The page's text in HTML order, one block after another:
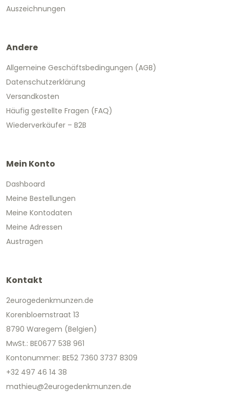
Auszeichnungen
Andere
Allgemeine Geschäftsbedingungen (AGB)
Datenschutzerklärung
Versandkosten
Häufig gestellte Fragen (FAQ)
Wiederverkäufer – B2B
Mein Konto
Dashboard
Meine Bestellungen
Meine Kontodaten
Meine Adressen
Austragen
Kontakt
2eurogedenkmunzen.de
Korenbloemstraat 13
8790 Waregem (Belgien)
MwSt.: BE0677 538 961
Kontonummer: BE52 7360 3737 8309
+32 497 46 14 38
mathieu@2eurogedenkmunzen.de